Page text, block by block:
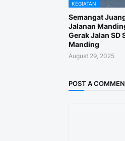
KEGIATAN
Semangat
Jalanan
Gerak Jalan SD
Manding
August 29, 2025
POST A